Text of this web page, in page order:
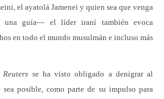
el ayatolá Jamenei y quien sea que venga
una guía— el líder iraní también evoca
en todo el mundo musulmán e incluso más
Reuters se ha visto obligado a denigrar al
sea posible, como parte de su impulso para